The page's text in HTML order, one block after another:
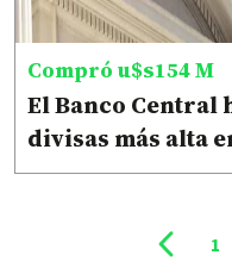
Compró u$s154 M
El Banco Central
divisas más alta
1